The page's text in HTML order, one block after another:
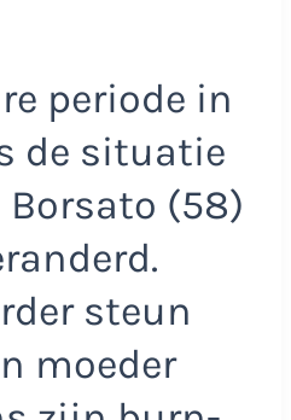
periode in
de situatie
(58)
steun
moeder